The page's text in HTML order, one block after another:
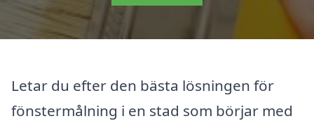
Letar du efter den bästa lösningen för
fönstermålning i en stad som börjar med